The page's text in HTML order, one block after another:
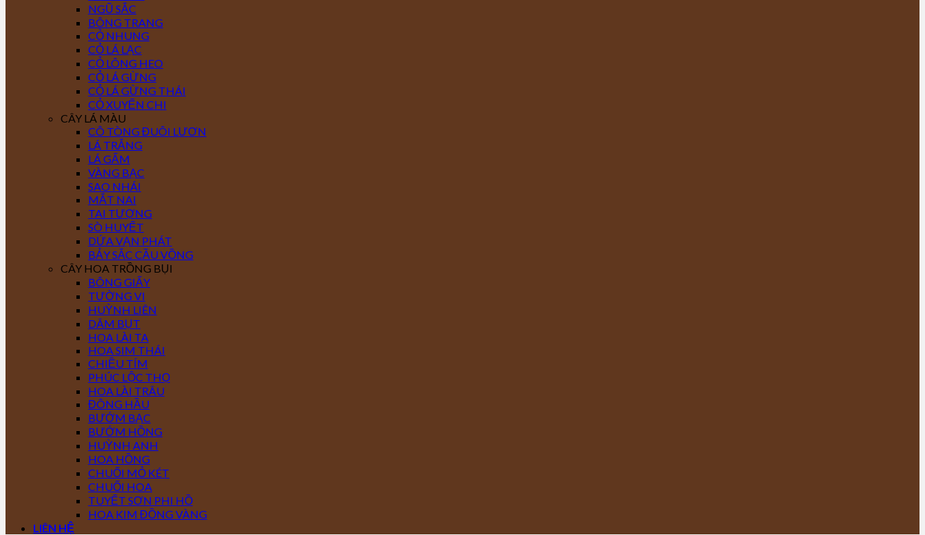
NGŨ SẮC
BÔNG TRANG
CỎ NHUNG
CỎ LÁ LẠC
CỎ LÔNG HEO
CỎ LÁ GỪNG
CỎ LÁ GỪNG THÁI
CỎ XUYẾN CHI
CÂY LÁ MÀU
CÔ TÒNG ĐUÔI LƯƠN
LÁ TRẮNG
LÁ GẤM
VÀNG BẠC
SAO NHÁI
MẮT NAI
TAI TƯỢNG
SÒ HUYẾT
DỨA VẠN PHÁT
BẢY SẮC CẦU VỒNG
CÂY HOA TRỒNG BỤI
BÔNG GIẤY
TƯỜNG VI
HUỲNH LIÊN
DÂM BỤT
HOA LÀI TA
HOA SIM THÁI
CHIỀU TÍM
PHÚC LỘC THỌ
HOA LÀI TRÂU
ĐÔNG HẦU
BƯỚM BẠC
BƯỚM HỒNG
HUỲNH ANH
HOA HỒNG
CHUỐI MỎ KÉT
CHUỐI HOA
TUYẾT SƠN PHI HỒ
HOA KIM ĐỒNG VÀNG
LIÊN HỆ